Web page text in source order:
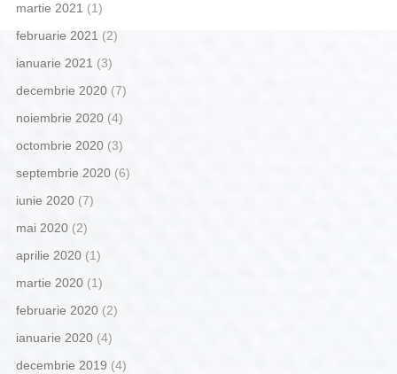
martie 2021 (1)
februarie 2021 (2)
ianuarie 2021 (3)
decembrie 2020(7)
noiembrie 2020(4)
octombrie 2020(3)
septembrie 2020(6)
iunie 2020(7)
mai 2020(2)
aprilie 2020(1)
martie 2020(1)
februarie 2020(2)
ianuarie 2020(4)
decembrie 2019 (4)